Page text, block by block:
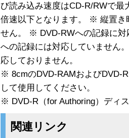
び読み込み速度はCD-R/RWで最
倍速以下となります。 ※ 縦置き
せん。 ※ DVD-RWへの記録に対
への記録には対応していません
応しておりません。
※ 8cmのDVD-RAMおよびDVD-
して使用してください。
※ DVD-R（for Authoring）ディ
関連リンク